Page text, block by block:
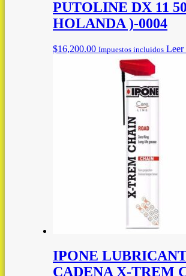
PUTOLINE DX 11
HOLANDA )-0004
$16,200.00 Impuestos incluidos Leer
IPONE
CADENA X-TREM